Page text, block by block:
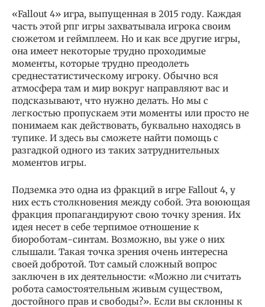
«Fallout 4» игра, выпущенная в 2015 году. Каждая
часть этой рпг игры захватывала игрока своим
сюжетом и геймплеем. Но и как все другие игры,
она имеет некоторые трудно проходимые
моменты, которые трудно преодолеть
среднестатистическому игроку. Обычно вся
атмосфера там и мир вокруг направляют вас и
подсказывают, что нужно делать. Но мы с
легкостью пропускаем эти моменты или просто не
понимаем как действовать, буквально находясь в
тупике. И здесь вы сможете найти помощь с
разгадкой одного из таких затруднительных
моментов игры.
Подземка это одна из фракций в игре Fallout 4, у
них есть столкновения между собой. Эта воюющая
фракция пропагандируют свою точку зрения. Их
идея несет в себе терпимое отношение к
биороботам-синтам. Возможно, вы уже о них
слышали. Такая точка зрения очень интересна
своей добротой. Тот самый сложный вопрос
заключен в их деятельности: «Можно ли считать
робота самостоятельным живым существом,
достойного прав и свободы?». Если вы склонны к